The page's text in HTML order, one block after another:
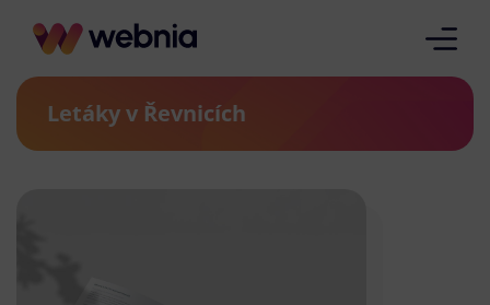
Letáky v Řevnicích